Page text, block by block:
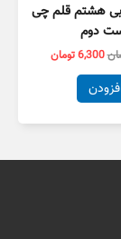
هشتم قلم چی
دوم
6,300تومان